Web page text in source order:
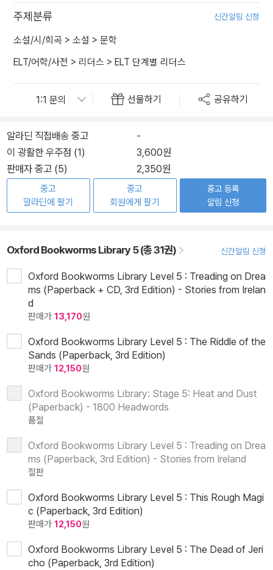
주제분류 신간알림 신청
소설/시/희곡 > 소설 > 문학
ELT/어학/사전 > 리더스 > ELT 단계별 리더스
선물하기 공유하기
알라딘 직접배송 중고
-
이 광활한 우주점 (1)
3,600원
판매자 중고 (5)
2,350원
중고
알라딘에 팔기
중고
회원에게 팔기
중고 등록
알림 신청
Oxford Bookworms Library 5 (총 31권) 신간알림 신청
Oxford Bookworms Library Level 5 : Treading on Drea
ms (Paperback + CD, 3rd Edition) - Stories from Irelan
d
판매가 13,170원
Oxford Bookworms Library Level 5 : The Riddle of the
Sands (Paperback, 3rd Edition)
판매가 12,150원
Oxford Bookworms Library: Stage 5: Heat and Dust
(Paperback) - 1800 Headwords
품절
Oxford Bookworms Library Level 5 : Treading on Drea
ms (Paperback, 3rd Edition) - Stories from Ireland
절판
Oxford Bookworms Library Level 5 : This Rough Magi
c (Paperback, 3rd Edition)
판매가 12,150원
Oxford Bookworms Library Level 5 : The Dead of Jeri
cho (Paperback, 3rd Edition)